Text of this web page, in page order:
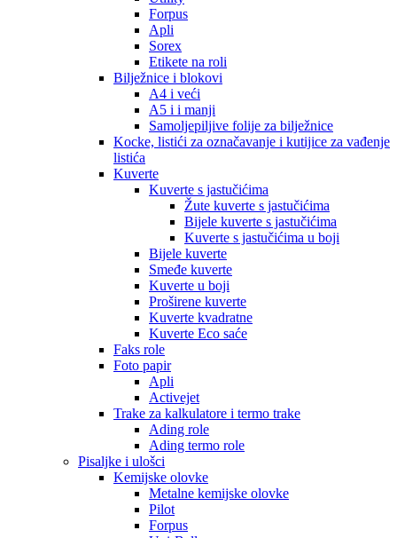
Forpus
Apli
Sorex
Etikete na roli
Bilježnice i blokovi
A4 i veći
A5 i i manji
Samoljepiljive folije za bilježnice
Kocke, listići za označavanje i kutijice za vađenje
listića
Kuverte
Kuverte s jastučićima
Žute kuverte s jastučićima
Bijele kuverte s jastučićima
Kuverte s jastučićima u boji
Bijele kuverte
Smeđe kuverte
Kuverte u boji
Proširene kuverte
Kuverte kvadratne
Kuverte Eco saće
Faks role
Foto papir
Apli
Activejet
Trake za kalkulatore i termo trake
Ading role
Ading termo role
Pisaljke i ulošci
Kemijske olovke
Metalne kemijske olovke
Pilot
Forpus